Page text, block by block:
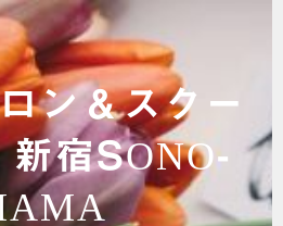
ン＆スクー
新宿SONO-